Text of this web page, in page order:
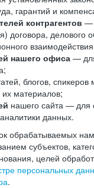
гарантий и
контрагентов —
договора, делового
нашего офиса —
блогов,
их материалов;
нашего сайта — для
данных.
обрабатываемых
субъектов,
целей
персональных
.